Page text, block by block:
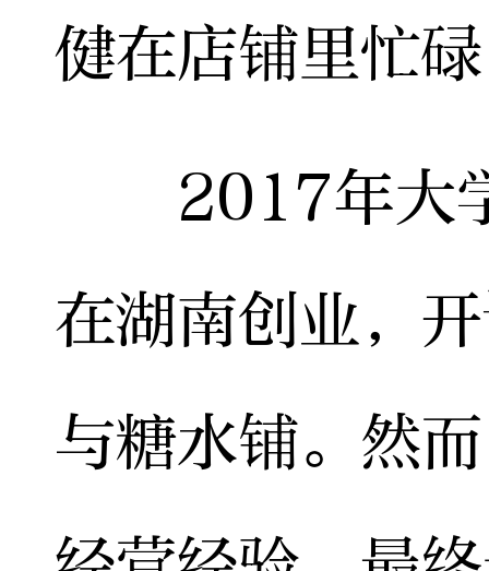
健在店铺里忙
2017年大学
在湖南创业，
与糖水铺。然